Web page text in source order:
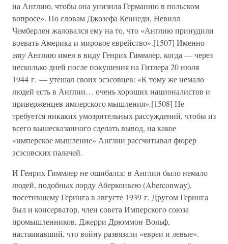
на Англию, чтобы она унизила Германию в польском
вопросе». По словам Джозефа Кеннеди, Невилл
Чемберлен жаловался ему на то, что «Англию принудили
воевать Америка и мировое еврейство».[1507] Именно
эту Англию имел в виду Генрих Гиммлер, когда — через
несколько дней после покушения на Гитлера 20 июля
1944 г. — утешал своих эсэсовцев: «К тому же немало
людей есть в Англии… очень хороших националистов и
приверженцев имперского мышления».[1508] Не
требуется никаких умозрительных рассуждений, чтобы из
всего вышесказанного сделать вывод, на какое
«имперское мышление» Англии рассчитывал фюрер
эсэсовских палачей.
И Генрих Гиммлер не ошибался: в Англии было немало
людей, подобных лорду Аберконвею (Aberconway),
посетившему Геринга в августе 1939 г. Другом Геринга
был и консерватор, член совета Имперского союза
промышленников, Джерри Дрюммон-Вольф,
настаивавший, что войну развязали «евреи и левые».